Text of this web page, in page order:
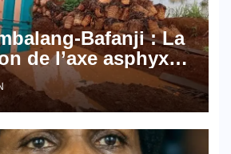
Bafanji : La
de l’axe asphyxie
économiques